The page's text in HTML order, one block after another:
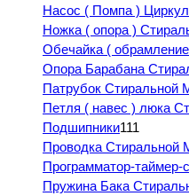
Насос ( Помпа )
Ножка ( опора )
Обечайка (
Опора Барабана
Патрубок Стиральной
Петля ( навес ) люка
Подшипники111
Проводка Стиральной
Программатор-
Пружина Бака